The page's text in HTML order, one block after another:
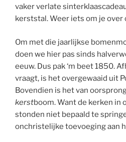
vaker verlate
kerststal. Weer iets om je over
Om met die jaarlijkse
doen we hier pas sinds
eeuw. Dus pak ‘m beet 1850.
vraagt, is het overgewaaid uit
Bovendien is het van
kerstboom. Want de kerken in
stonden niet bepaald te
onchristelijke toevoeging aan